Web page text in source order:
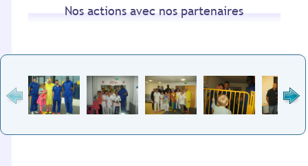
Nos actions avec nos partenaires